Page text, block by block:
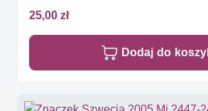
25,00 zł
Dodaj do